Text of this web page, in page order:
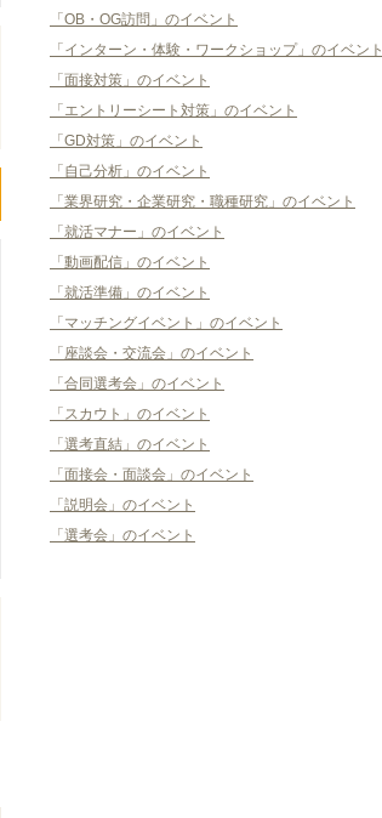
「OB・OG訪問」のイベント
「インターン・体験・ワークショップ」のイベント
「面接対策」のイベント
「エントリーシート対策」のイベント
「GD対策」のイベント
「自己分析」のイベント
「業界研究・企業研究・職種研究」のイベント
「就活マナー」のイベント
「動画配信」のイベント
「就活準備」のイベント
「マッチングイベント」のイベント
「座談会・交流会」のイベント
「合同選考会」のイベント
「スカウト」のイベント
「選考直結」のイベント
「面接会・面談会」のイベント
「説明会」のイベント
「選考会」のイベント